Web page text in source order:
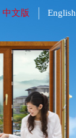
English
中文版